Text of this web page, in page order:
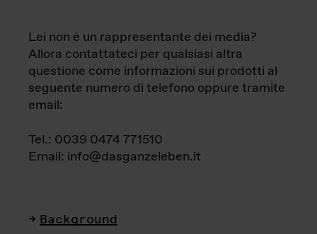
Lei non è un rappresentante dei media?
Allora contattateci per qualsiasi altra
questione come informazioni sui prodotti al
seguente numero di telefono oppure tramite
email:
Tel.: 0039 0474 771510
Email: info@dasganzeleben.it
Background